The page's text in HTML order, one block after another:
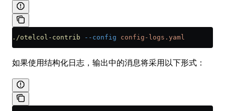
./otelcol-contrib --config config-logs.yaml
如果使用结构化日志，输出中的消息将采用以下形式：